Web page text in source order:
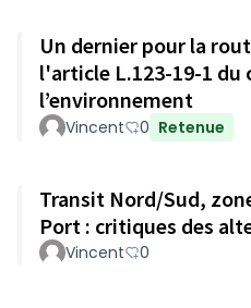
Un dernier pour la
l'article L.123-19-1 du
l’environnement
Vincent 0 Retenue
Transit Nord/Sud,
Port : critiques des
Vincent 0